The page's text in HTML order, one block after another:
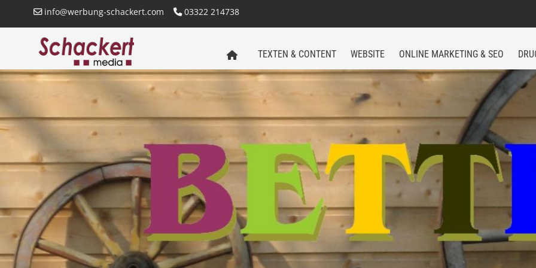
info@werbung-schackert.com 03322 214738
SCHACKERT
STARTSEITE
TEXTEN & CONTENT WEBSITE ONLINE MARKETING & SEO